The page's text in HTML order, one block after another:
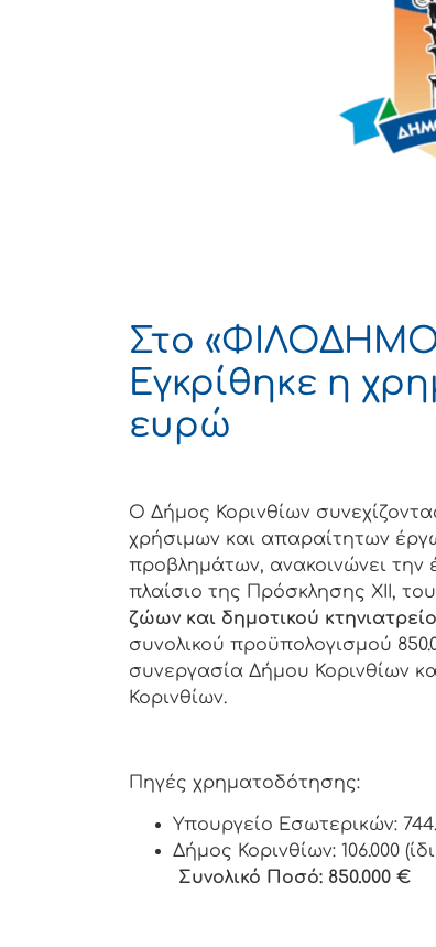
Στο
Εγκρίθηκε η
ευρώ
Ο Δήμος Κορινθίων
χρήσιμων και απαραίτητων
προβλημάτων, ανακοινώνει
πλαίσιο της Πρόσκλησης ΧΙΙ,
ζώων και δημοτικού
συνολικού προϋπολογισμού
συνεργασία Δήμου Κορινθίων
Κορινθίων.
Πηγές χρηματοδότησης:
Υπουργείο Εσωτερικών:
Δήμος Κορινθίων: 106.000
Συνολικό Ποσό: 850.000 €